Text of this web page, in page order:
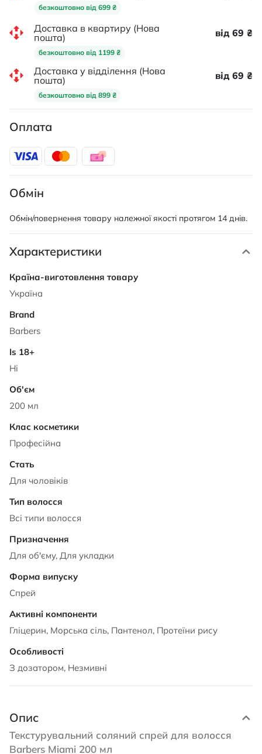
безкоштовно від 699 ₴
Доставка в квартиру (Нова
пошта)
безкоштовно від 1199 ₴
від 69 ₴
Доставка у відділення (Нова
пошта)
безкоштовно від 899 ₴
від 69 ₴
Оплата
Обмін
Обмін/повернення товару належної якості протягом 14 днів.
Характеристики
Характеристики
Україна
Barbers
Ні
200 мл
Професійна
Для чоловіків
Всі типи волосся
Для об'єму, Для укладки
Спрей
Гліцерин, Морська сіль, Пантенол, Протеїни рису
З дозатором, Незмивні
Опис
Текстурувальний соляний спрей для волосся
Barbers Miami 200 мл